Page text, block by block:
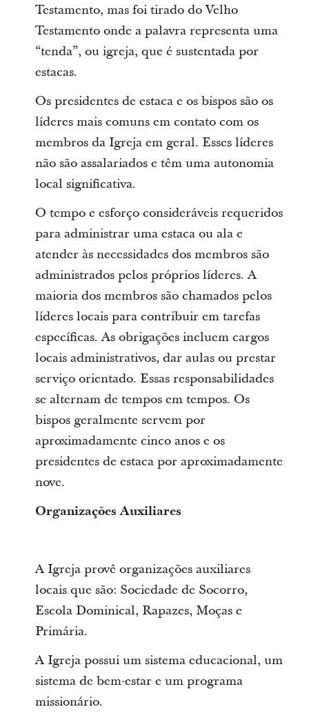
Testamento, mas foi tirado do Velho
Testamento onde a palavra representa uma
“tenda”, ou igreja, que é sustentada por
estacas.
Os presidentes de estaca e os bispos são os
líderes mais comuns em contato com os
membros da Igreja em geral. Esses líderes
não são assalariados e têm uma autonomia
local significativa.
O tempo e esforço consideráveis requeridos
para administrar uma estaca ou ala e
atender às necessidades dos membros são
administrados pelos próprios líderes. A
maioria dos membros são chamados pelos
líderes locais para contribuir em tarefas
específicas. As obrigações incluem cargos
locais administrativos, dar aulas ou prestar
serviço orientado. Essas responsabilidades
se alternam de tempos em tempos. Os
bispos geralmente servem por
aproximadamente cinco anos e os
presidentes de estaca por aproximadamente
nove.
Organizações Auxiliares
A Igreja provê organizações auxiliares
locais que são: Sociedade de Socorro,
Escola Dominical, Rapazes, Moças e
Primária.
A Igreja possui um sistema educacional, um
sistema de bem-estar e um programa
missionário.